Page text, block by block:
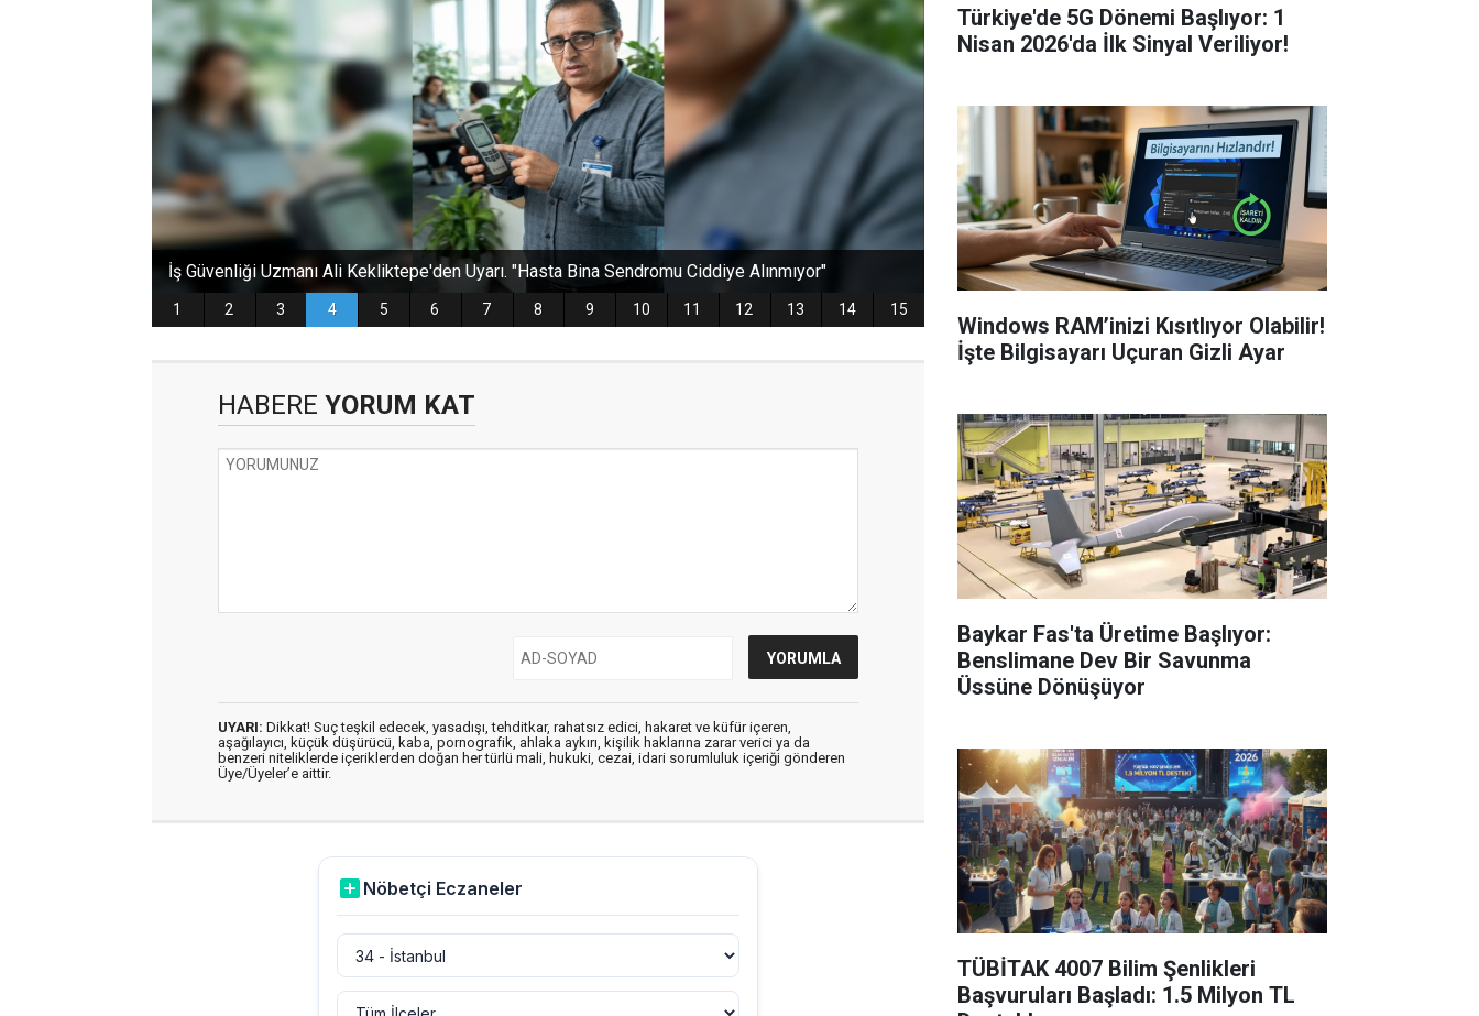
HABERE YORUM KAT
UYARI: Dikkat! Suç teşkil edecek, yasadışı, tehditkar, rahatsız edici, hakaret ve küfür içeren,
aşağılayıcı, küçük düşürücü, kaba, pornografik, ahlaka aykırı, kişilik haklarına zarar verici ya da
benzeri niteliklerde içeriklerden doğan her türlü mali, hukuki, cezai, idari sorumluluk içeriği gönderen
Üye/Üyeler’e aittir.
Türkiye'de 5G Dönemi Başlıyor: 1
Nisan 2026'da İlk Sinyal Veriliyor!
Windows RAM’inizi Kısıtlıyor Olabilir!
İşte Bilgisayarı Uçuran Gizli Ayar
Baykar Fas'ta Üretime Başlıyor:
Benslimane Dev Bir Savunma
Üssüne Dönüşüyor
TÜBİTAK 4007 Bilim Şenlikleri
Başvuruları Başladı: 1.5 Milyon TL